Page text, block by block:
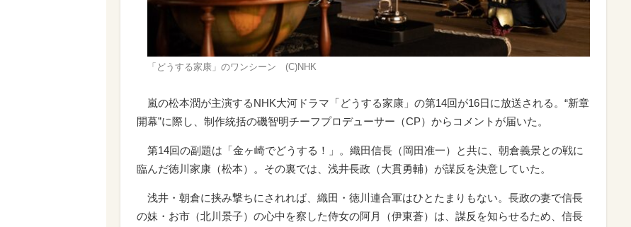
「どうする家康」のワンシーン (C)NHK
嵐の松本潤が主演するNHK大河ドラマ「どうする家康」の第14回が16日に放送される。“新章
開幕”に際し、制作統括の磯智明チーフプロデューサー（CP）からコメントが届いた。
第14回の副題は「金ヶ崎でどうする！」。織田信長（岡田准一）と共に、朝倉義景との戦に
臨んだ徳川家康（松本）。その裏では、浅井長政（大貫勇輔）が謀反を決意していた。
浅井・朝倉に挟み撃ちにされれば、織田・徳川連合軍はひとたまりもない。長政の妻で信長
の妹・お市（北川景子）の心中を察した侍女の阿月（伊東蒼）は、謀反を知らせるため、信長